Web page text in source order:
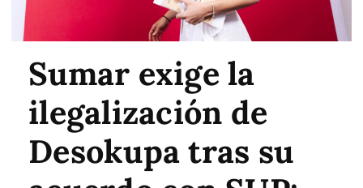
Sumar exige la
ilegalización de
Desokupa tras su